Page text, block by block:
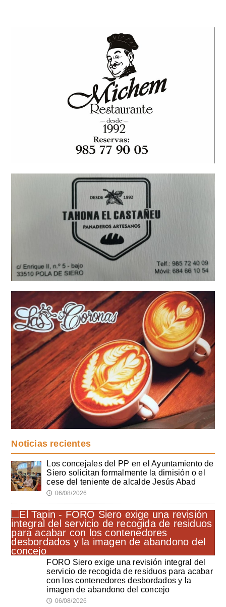
Noticias recientes
Los concejales del PP en el Ayuntamiento de
Siero solicitan formalmente la dimisión o el
cese del teniente de alcalde Jesús Abad
🕔 06/08/2026
FORO Siero exige una revisión integral del
servicio de recogida de residuos para acabar
con los contenedores desbordados y la
imagen de abandono del concejo
🕔 06/08/2026